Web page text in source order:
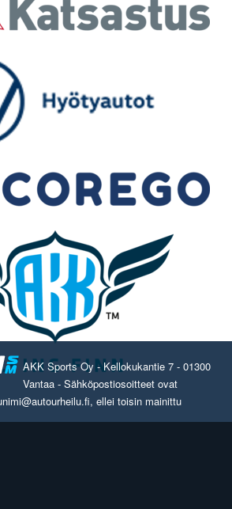
AKK Sports Oy - Kellokukantie 7 - 01300
Vantaa - Sähköpostiosoitteet ovat
ellei toisin mainittu